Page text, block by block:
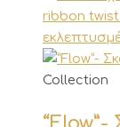
Collection
Αυτό
προϊόν